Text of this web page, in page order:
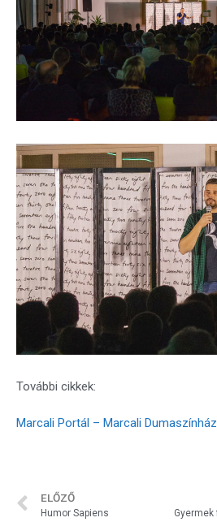
További cikkek:
Marcali Portál – Marcali Dumaszínház
ELŐZŐ
Humor Sapiens